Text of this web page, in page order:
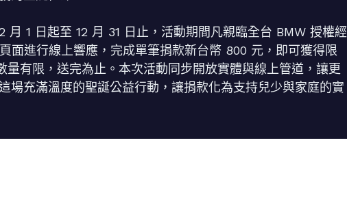
月 1 日起至 12 月 31 日止，活動期間凡親臨全台 BMW 授權經
面進行線上響應，完成單筆捐款新台幣 800 元，即可獲得限
量有限，送完為止。本次活動同步開放實體與線上管道，讓更
場充滿溫度的聖誕公益行動，讓捐款化為支持兒少與家庭的實